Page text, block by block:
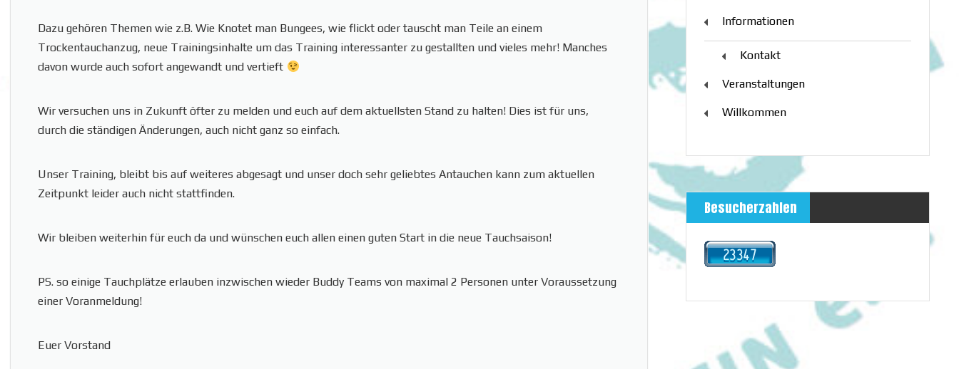
Dazu gehören Themen wie z.B. Wie Knotet man Bungees, wie flickt oder tauscht man Teile an einem
Trockentauchanzug, neue Trainingsinhalte um das Training interessanter zu gestallten und vieles mehr! Manches
davon wurde auch sofort angewandt und vertieft
Wir versuchen uns in Zukunft öfter zu melden und euch auf dem aktuellsten Stand zu halten! Dies ist für uns,
durch die ständigen Änderungen, auch nicht ganz so einfach.
Unser Training, bleibt bis auf weiteres abgesagt und unser doch sehr geliebtes Antauchen kann zum aktuellen
Zeitpunkt leider auch nicht stattfinden.
Wir bleiben weiterhin für euch da und wünschen euch allen einen guten Start in die neue Tauchsaison!
PS. so einige Tauchplätze erlauben inzwischen wieder Buddy Teams von maximal 2 Personen unter Voraussetzung
einer Voranmeldung!
Euer Vorstand
Informationen
Kontakt
Veranstaltungen
Willkommen
Besucherzahlen